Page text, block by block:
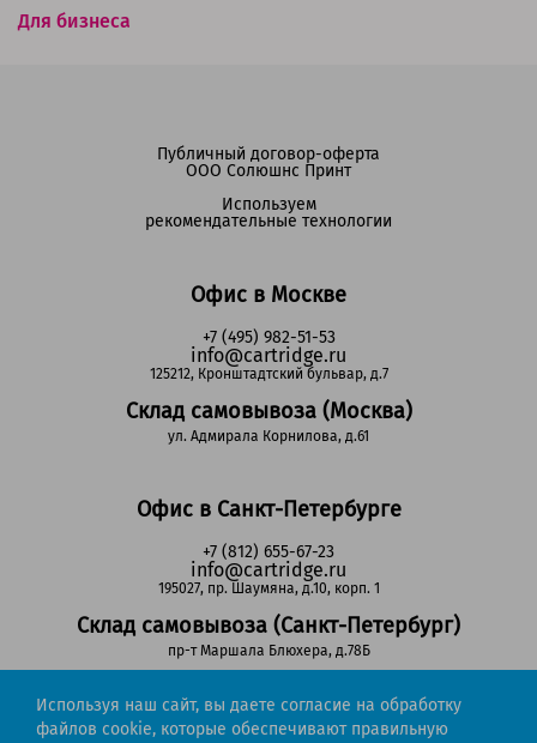
Для бизнеса
Офис в Москве
+7 (495) 982-51-53
info@cartridge.ru
125212, Кронштадтский бульвар, д.7
Склад самовывоза (Москва)
ул. Адмирала Корнилова, д.61
Офис в Санкт-Петербурге
+7 (812) 655-67-23
info@cartridge.ru
195027, пр. Шаумяна, д.10, корп. 1
Склад самовывоза (Санкт-Петербург)
пр-т Маршала Блюхера, д.78Б
Регионы РФ
Публичный договор-оферта
ООО Солюшнс Принт
Используем
рекомендательные технологии
Используя наш сайт, вы даете согласие на обработку
файлов cookie, которые обеспечивают правильную